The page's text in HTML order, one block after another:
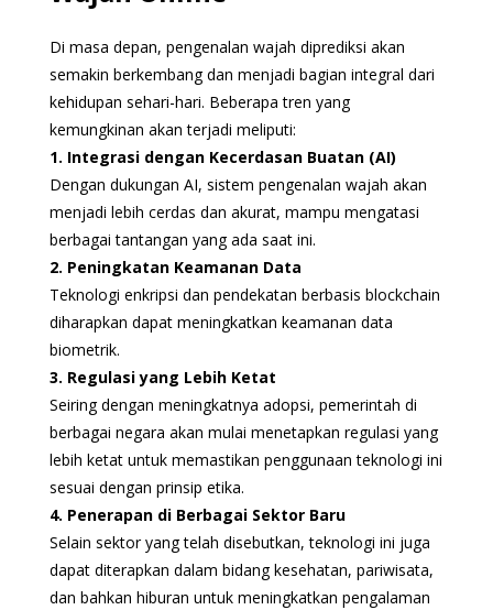
Di masa depan, pengenalan wajah diprediksi akan
semakin berkembang dan menjadi bagian integral dari
kehidupan sehari-hari. Beberapa tren yang
kemungkinan akan terjadi meliputi:
1. Integrasi dengan Kecerdasan Buatan (AI)
Dengan dukungan AI, sistem pengenalan wajah akan
menjadi lebih cerdas dan akurat, mampu mengatasi
berbagai tantangan yang ada saat ini.
2. Peningkatan Keamanan Data
Teknologi enkripsi dan pendekatan berbasis blockchain
diharapkan dapat meningkatkan keamanan data
biometrik.
3. Regulasi yang Lebih Ketat
Seiring dengan meningkatnya adopsi, pemerintah di
berbagai negara akan mulai menetapkan regulasi yang
lebih ketat untuk memastikan penggunaan teknologi ini
sesuai dengan prinsip etika.
4. Penerapan di Berbagai Sektor Baru
Selain sektor yang telah disebutkan, teknologi ini juga
dapat diterapkan dalam bidang kesehatan, pariwisata,
dan bahkan hiburan untuk meningkatkan pengalaman